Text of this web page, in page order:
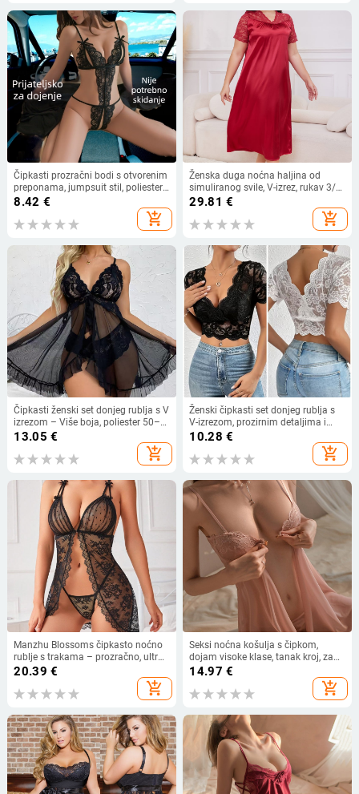
Čipkasti prozračni bodi s otvorenim
preponama, jumpsuit stil, poliester
tkanina
8.42 €
add_shopping_cart
Ženska duga noćna haljina od
simuliranog svile, V-izrez, rukav 3/4,
ultra-tanki poliester materijal
29.81 €
add_shopping_cart
Čipkasti ženski set donjeg rublja s V
izrezom – Više boja, poliester 50–
70%, tanka tkanina 101–120 g/m²,
13.05 €
add_shopping_cart
Ženski čipkasti set donjeg rublja s
V-izrezom, prozirnim detaljima i
izrezima, europskog stila
10.28 €
add_shopping_cart
Manzhu Blossoms čipkasto noćno
rublje s trakama – prozračno, ultra-
tanka poliesterska tkanina (90–
20.39 €
add_shopping_cart
Seksi noćna košulja s čipkom,
dojam visoke klase, tanak kroj, za
male grudi, plus veličina, noćna
14.97 €
add_shopping_cart